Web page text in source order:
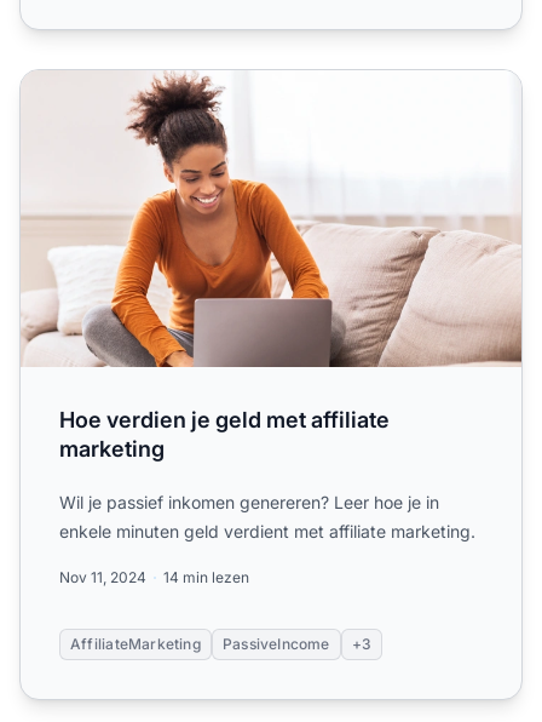
Hoe verdien je geld met affiliate marketing
Hoe verdien je geld met affiliate
marketing
Wil je passief inkomen genereren? Leer hoe je in
enkele minuten geld verdient met affiliate marketing.
Nov 11, 2024 14 min lezen
AffiliateMarketing PassiveIncome +3